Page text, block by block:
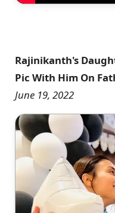
Rajinikanth's
Pic With Him On
June 19, 2022